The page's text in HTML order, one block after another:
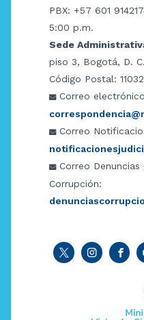
PBX: +57 601
5:00 p.m.
Sede
piso 3, Bogotá, D.
Código Postal:
Correo
Correo
Correo Denuncias
Corrupción: